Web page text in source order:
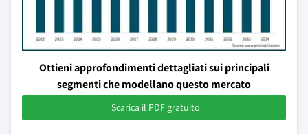
Ottieni approfondimenti dettagliati sui principali
segmenti che modellano questo mercato
Scarica il PDF gratuito